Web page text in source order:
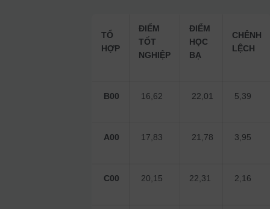
TỔ
HỢP
ĐIỂM
TỐT
NGHIỆP
ĐIỂM
HỌC
BẠ
CHÊNH
LỆCH
B00 16,62 22,01 5,39
A00 17,83 21,78 3,95
C00 20,15 22,31 2,16